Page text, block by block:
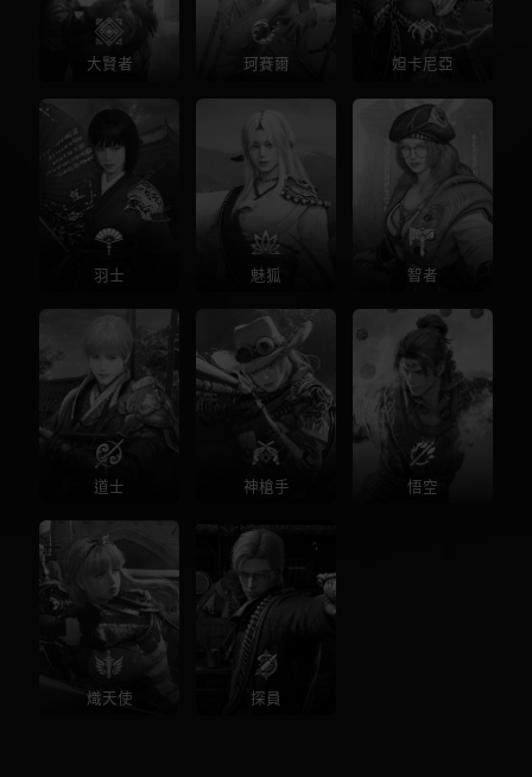
大賢者 珂賽爾 妲卡尼亞
羽士 魅狐 智者
道士 神槍手 悟空
熾天使 探員